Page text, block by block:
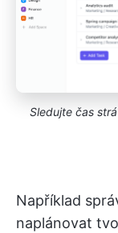
Sledujte čas
Například
naplánovat